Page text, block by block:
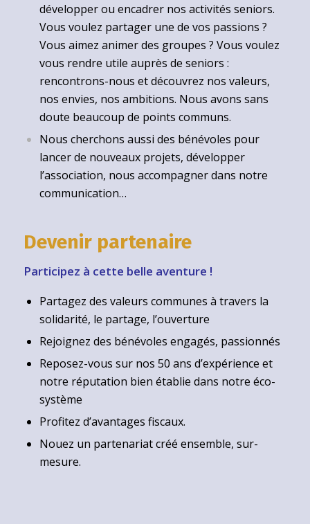
développer ou encadrer nos activités seniors.
Vous voulez partager une de vos passions ?
Vous aimez animer des groupes ? Vous voulez
vous rendre utile auprès de seniors :
rencontrons-nous et découvrez nos valeurs,
nos envies, nos ambitions. Nous avons sans
doute beaucoup de points communs.
Nous cherchons aussi des bénévoles pour
lancer de nouveaux projets, développer
l’association, nous accompagner dans notre
communication…
Devenir partenaire
Participez à cette belle aventure !
Partagez des valeurs communes à travers la
solidarité, le partage, l’ouverture
Rejoignez des bénévoles engagés, passionnés
Reposez-vous sur nos 50 ans d’expérience et
notre réputation bien établie dans notre éco-
système
Profitez d’avantages fiscaux.
Nouez un partenariat créé ensemble, sur-
mesure.